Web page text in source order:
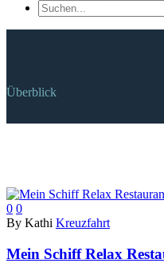
Überblick
0 0
By Kathi Kreuzfahrt
Mein Schiff Relax